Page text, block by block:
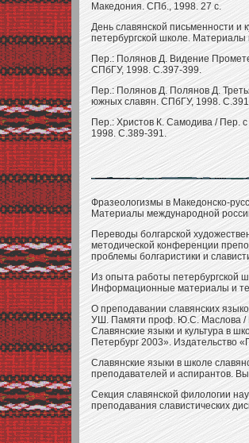
Македония. СПб., 1998. 27 с.
День славянской письменности и
петербургской школе.
Пер.: Полянов Д. Видение
СПбГУ, 1998. С.397-399.
Пер.: Полянов Д. Полянов Д.
южных славян. СПбГУ, 1998.
Пер.: Христов К. Самодива / Пер.
1998. С.389-391.
Фразеологизмы в Македонско-
Материалы международной
Переводы болгарской
методической конференции
проблемы болгаристики и
Из опыта работы петербургской
Информационные материалы и
О преподавании славянских
УШ. Памяти проф. Ю.С. Маслова /
Славянские языки и культура в
Петербург 2003». Издательство
Славянские языки в школе
преподавателей и аспирантов.
Секция славянской филологии
преподавания славистических